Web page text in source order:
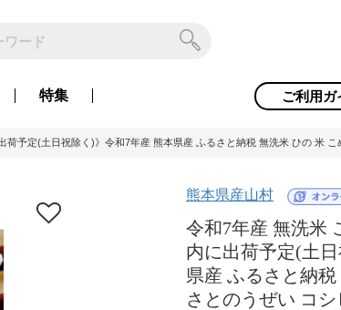
特集 ご利用ガ
荷予定(土日祝除く)》令和7年産 熊本県産 ふるさと納税 無洗米 ひの 米
熊本県産山村
令和7年産 無洗米
内に出荷予定(土
県産 ふるさと納
さとのうぜい コ